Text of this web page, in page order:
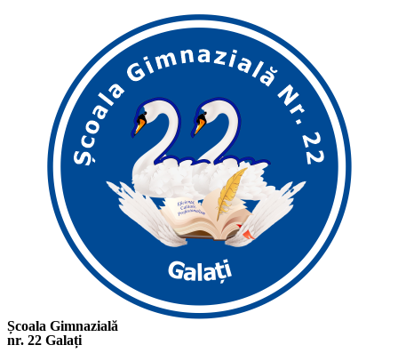
Școala Gimnazială
nr. 22 Galați